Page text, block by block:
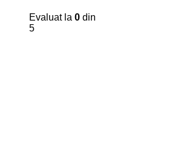
Evaluat la 0 din
5